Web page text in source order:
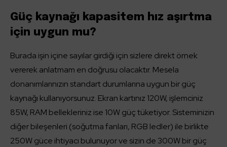
Güç kaynağı kapasitem hız aşırtma
için uygun mu?
Burada işin içine sayılar girdiği için sizlere direkt örnek
vererek anlatmam en doğrusu olacaktır. Mesela
donanımlarınızın standart durumlarına uygun bir güç
kaynağı kullanıyorsunuz. Ekran kartınız 120W, işlemciniz
85W, RAM bellekleriniz ise 10W güç tüketiyor. Sisteminizin
diğer bileşenleri (soğutma fanları, RGB ledler) ile birlikte
250W güce ihtiyacı bulunuyor ve sizin de 300W bir güç